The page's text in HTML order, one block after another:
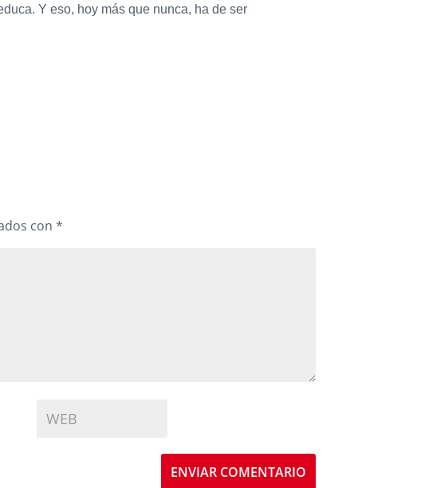
Y eso, hoy más que nunca, ha de ser
con *
ENVIAR COMENTARIO